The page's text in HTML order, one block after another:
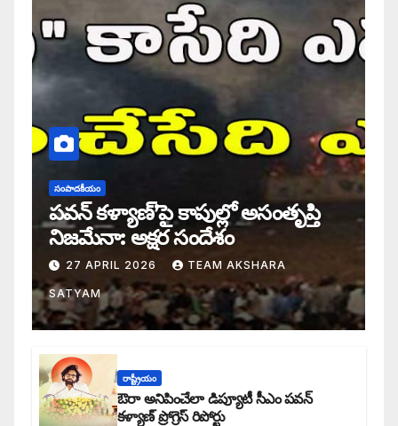
సంపాదకీయం
పవన్ కళ్యాణ్’పై కాపుల్లో అసంతృప్తి
నిజమేనా: అక్షర సందేశం
27 APRIL 2026 TEAM AKSHARA
SATYAM
రాష్ట్రీయం
ఔరా అనిపించేలా డిప్యూటీ సీఎం పవన్
కళ్యాణ్ ప్రోగ్రెస్ రిపోర్టు